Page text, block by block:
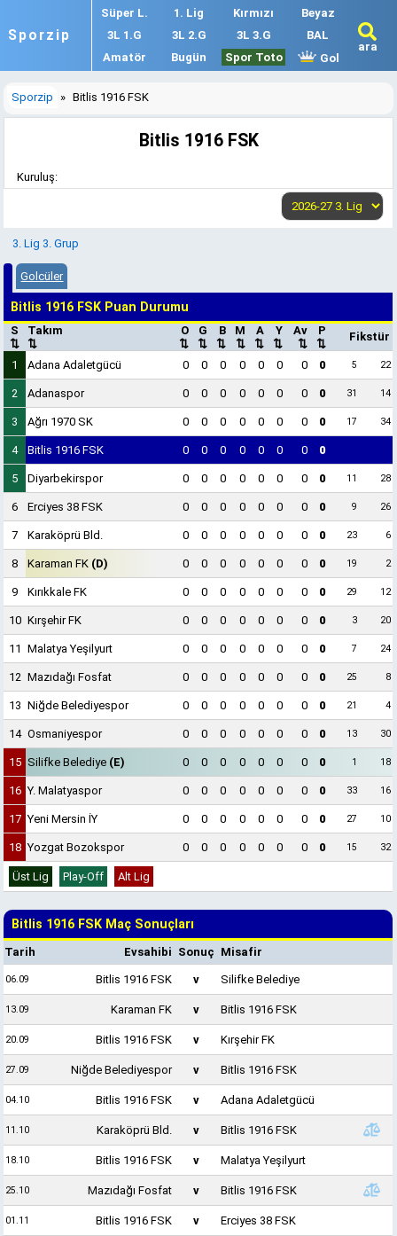
Sporzip
Süper L. 1. Lig Kırmızı
Beyaz
3L 1.G
3L 2.G 3L 3.G
BAL
Amatör
Bugün Spor Toto Gol
ara
Sporzip » Bitlis 1916 FSK
Bitlis 1916 FSK
Kuruluş:
3. Lig 3. Grup
Golcüler
Bitlis 1916 FSK Puan Durumu
S
⇅
Takım
⇅
O
⇅
G
⇅
B
⇅
M
⇅
A
⇅
Y
⇅
Av
⇅
P
⇅
Fikstür
1 Adana Adaletgücü 0 0 0 0 0 0 0 0 5 22
2 Adanaspor 0 0 0 0 0 0 0 0 31 14
3 Ağrı 1970 SK 0 0 0 0 0 0 0 0 17 34
4 Bitlis 1916 FSK 0 0 0 0 0 0 0 0
5 Diyarbekirspor 0 0 0 0 0 0 0 0 11 28
6 Erciyes 38 FSK 0 0 0 0 0 0 0 0 9 26
7 Karaköprü Bld. 0 0 0 0 0 0 0 0 23 6
8 Karaman FK (D) 0 0 0 0 0 0 0 0 19 2
9 Kırıkkale FK 0 0 0 0 0 0 0 0 29 12
10 Kırşehir FK 0 0 0 0 0 0 0 0 3 20
11 Malatya Yeşilyurt 0 0 0 0 0 0 0 0 7 24
12 Mazıdağı Fosfat 0 0 0 0 0 0 0 0 25 8
13 Niğde Belediyespor 0 0 0 0 0 0 0 0 21 4
14 Osmaniyespor 0 0 0 0 0 0 0 0 13 30
15 Silifke Belediye (E) 0 0 0 0 0 0 0 0 1 18
16 Y. Malatyaspor 0 0 0 0 0 0 0 0 33 16
17 Yeni Mersin İY 0 0 0 0 0 0 0 0 27 10
18 Yozgat Bozokspor 0 0 0 0 0 0 0 0 15 32
Üst Lig Play-Off Alt Lig
Bitlis 1916 FSK Maç Sonuçları
Tarih Evsahibi Sonuç Misafir
06.09 Bitlis 1916 FSK v Silifke Belediye
13.09 Karaman FK v Bitlis 1916 FSK
20.09 Bitlis 1916 FSK v Kırşehir FK
27.09 Niğde Belediyespor v Bitlis 1916 FSK
04.10 Bitlis 1916 FSK v Adana Adaletgücü
11.10 Karaköprü Bld. v Bitlis 1916 FSK
18.10 Bitlis 1916 FSK v Malatya Yeşilyurt
25.10 Mazıdağı Fosfat v Bitlis 1916 FSK
01.11 Bitlis 1916 FSK v Erciyes 38 FSK